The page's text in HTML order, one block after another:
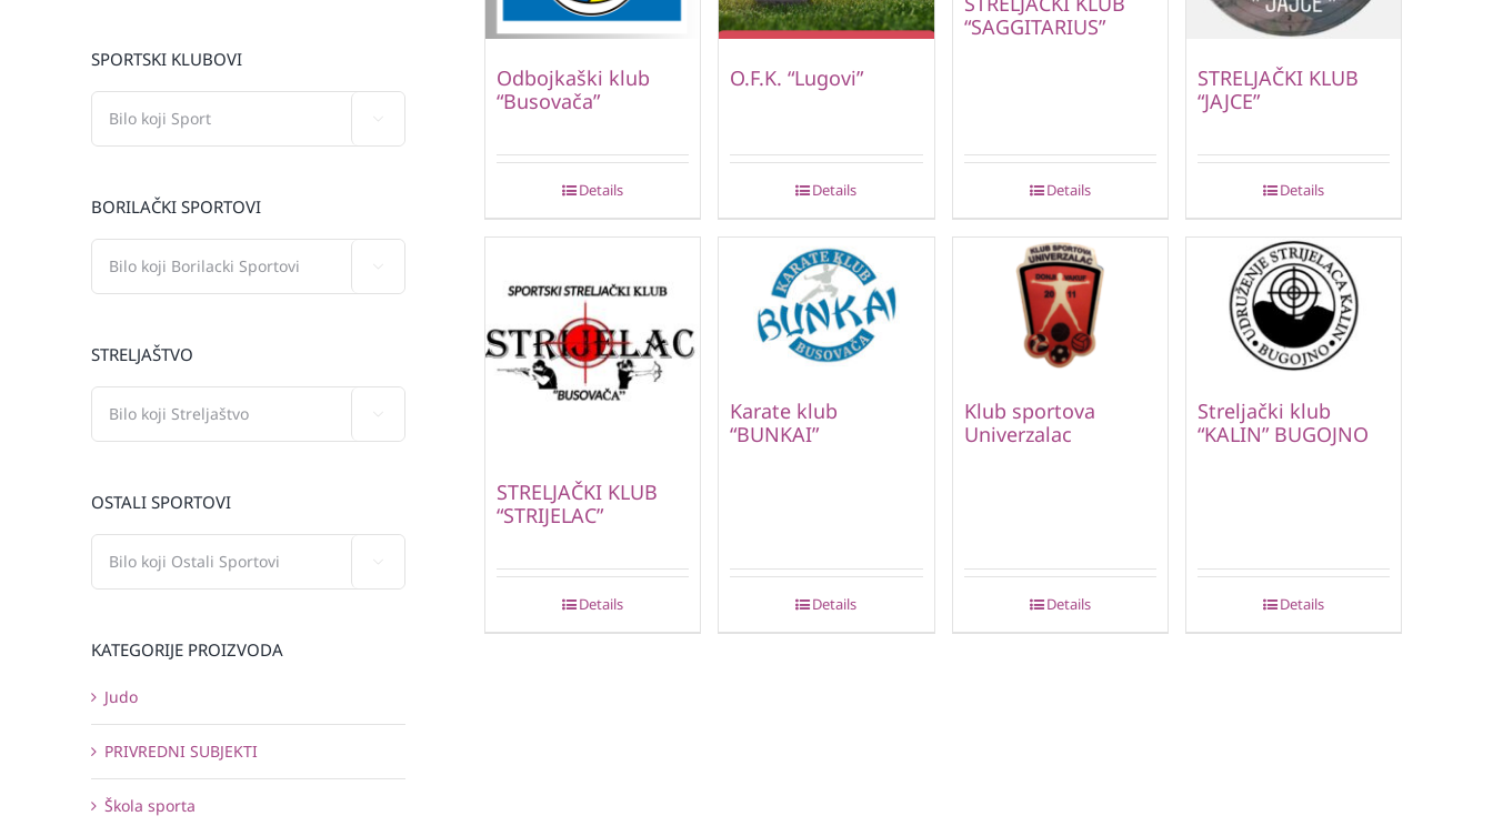
Odbojkaški klub
“Busovača”
Details
O.F.K. “Lugovi”
Details
“SAGGITARIUS”
Details
STRELJAČKI KLUB
“JAJCE”
Details
STRELJAČKI KLUB
“STRIJELAC”
Details
Karate klub
“BUNKAI”
Details
Klub sportova
Univerzalac
Details
Streljački klub
“KALIN” BUGOJNO
Details
SPORTSKI KLUBOVI
BORILAČKI SPORTOVI
STRELJAŠTVO
OSTALI SPORTOVI
KATEGORIJE PROIZVODA
Judo
PRIVREDNI SUBJEKTI
Škola sporta